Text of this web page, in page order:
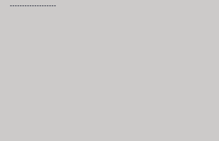
-------------------